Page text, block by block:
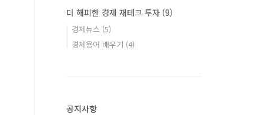
더 해피한 경제 재테크 투자 (9)
경제뉴스 (5)
경제용어 배우기 (4)
공지사항